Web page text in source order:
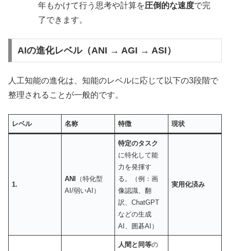
年もかけて行う思考や計算を圧倒的な速度で完
了できます。
AIの進化レベル（ANI → AGI → ASI）
人工知能の進化は、知能のレベルに応じて以下の3段階で
整理されることが一般的です。
レベル 名称 特徴 現状
1.
ANI （特化型
AI/弱いAI）
特定のタスク
に特化して能
力を発揮す
る。（例：画
像認識、翻
訳、ChatGPT
などの生成
AI、囲碁AI）
実用化済み
人間と同等の